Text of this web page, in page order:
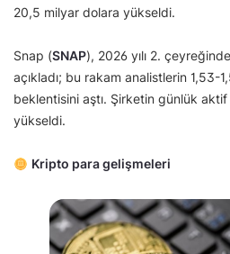
20,5 milyar dolara yükseldi.
Snap (SNAP), 2026 yılı 2.
açıkladı; bu rakam analistlerin 1,53-
beklentisini aştı. Şirketin günlük aktif
yükseldi.
Kripto para gelişmeleri